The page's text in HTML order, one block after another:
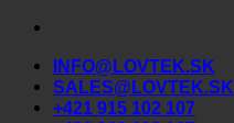
Skip
contentINFO@LOVTEK.SK
SALES@LOVTEK.SK
+421 915 102 107